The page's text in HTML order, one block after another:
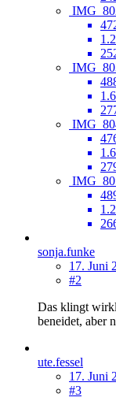
sonja.funke
17. Juni
#2
Das klingt
beneidet, aber
ute.fessel
17. Juni
#3